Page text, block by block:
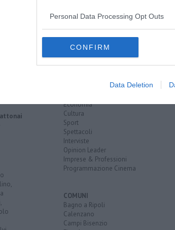
Personal Data Processing Opt Outs
CONFIRM
Data Deletion
CATEGORIE
Economia
Cultura
Sport
Spettacoli
Interviste
Opinion Leader
Imprese & Professioni
Programmazione Cinema
COMUNI
Bagno a Ripoli
Calenzano
Campi Bisenzio